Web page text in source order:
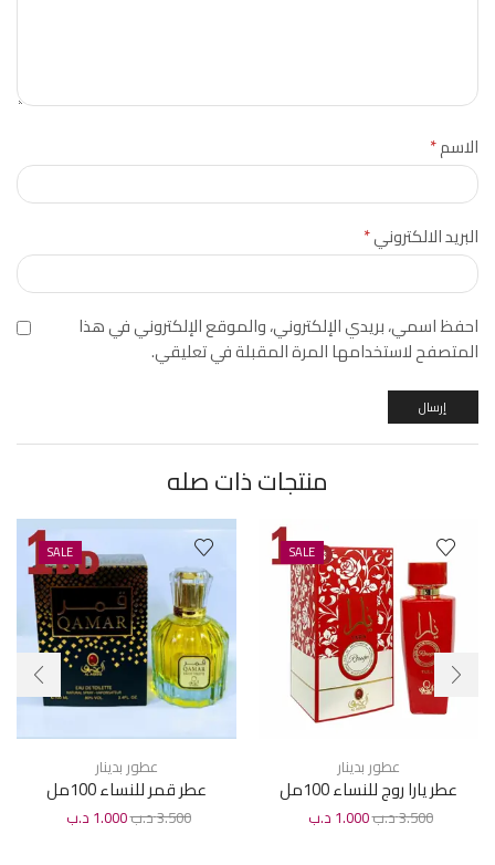
الاسم*
البريد الالكتروني*
احفظ اسمي، بريدي الإلكتروني، والموقع الإلكتروني في هذا
المتصفح لاستخدامها المرة المقبلة في تعليقي.
منتجات ذات صله
SALE
عطور بدينار
عطر يارا روج للنساء 100مل
3.500د.ب1.000 د.ب
SALE
عطور بدينار
عطر قمر للنساء 100مل
3.500د.ب1.000 د.ب